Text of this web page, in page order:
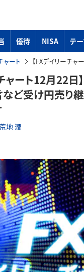
優待 NISA テ
ャート 【FXデイリーチャート12月22日】米ドル/円
ャート12月22
ど受け円売り
地 潤